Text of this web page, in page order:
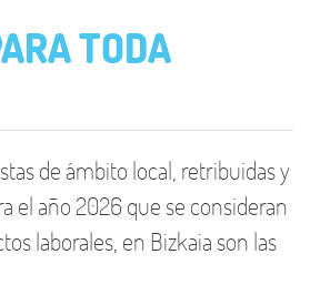
TODA
de ámbito local, retribuidas y
el año 2026 que se consideran
laborales, en Bizkaia son las